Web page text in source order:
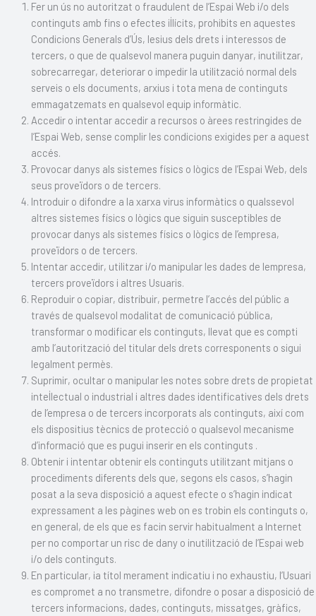
Fer un ús no autoritzat o fraudulent de l’Espai Web i/o dels
continguts amb fins o efectes il·lícits, prohibits en aquestes
Condicions Generals d’Ús, lesius dels drets i interessos de
tercers, o que de qualsevol manera puguin danyar, inutilitzar,
sobrecarregar, deteriorar o impedir la utilització normal dels
serveis o els documents, arxius i tota mena de continguts
emmagatzemats en qualsevol equip informàtic.
Accedir o intentar accedir a recursos o àrees restringides de
l’Espai Web, sense complir les condicions exigides per a aquest
accés.
Provocar danys als sistemes físics o lògics de l’Espai Web, dels
seus proveïdors o de tercers.
Introduir o difondre a la xarxa virus informàtics o qualssevol
altres sistemes físics o lògics que siguin susceptibles de
provocar danys als sistemes físics o lògics de l’empresa,
proveïdors o de tercers.
Intentar accedir, utilitzar i/o manipular les dades de lempresa,
tercers proveïdors i altres Usuaris.
Reproduir o copiar, distribuir, permetre l’accés del públic a
través de qualsevol modalitat de comunicació pública,
transformar o modificar els continguts, llevat que es compti
amb l’autorització del titular dels drets corresponents o sigui
legalment permès.
Suprimir, ocultar o manipular les notes sobre drets de propietat
intel·lectual o industrial i altres dades identificatives dels drets
de l’empresa o de tercers incorporats als continguts, així com
els dispositius tècnics de protecció o qualsevol mecanisme
d’informació que es pugui inserir en els continguts .
Obtenir i intentar obtenir els continguts utilitzant mitjans o
procediments diferents dels que, segons els casos, s’hagin
posat a la seva disposició a aquest efecte o s’hagin indicat
expressament a les pàgines web on es trobin els continguts o,
en general, de els que es facin servir habitualment a Internet
per no comportar un risc de dany o inutilització de l’Espai web
i/o dels continguts.
En particular, ia títol merament indicatiu i no exhaustiu, l’Usuari
es compromet a no transmetre, difondre o posar a disposició de
tercers informacions, dades, continguts, missatges, gràfics,